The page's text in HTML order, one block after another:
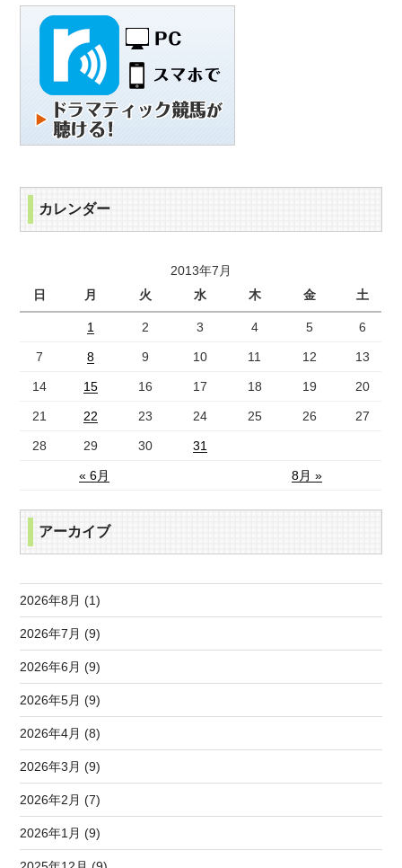
カレンダー
2013年7月
日
月 火 水 木 金 土
« 6月 8月 »
1 2 3 4 5 6
7 8 9 10 11 12 13
14 15 16 17 18 19 20
21 22 23 24 25 26 27
28 29 30 31
アーカイブ
2026年8月 (1)
2026年7月 (9)
2026年6月 (9)
2026年5月 (9)
2026年4月 (8)
2026年3月 (9)
2026年2月 (7)
2026年1月 (9)